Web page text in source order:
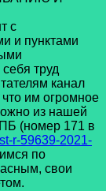
с
и пунктами
труд
канал
что им огромное
из нашей
(номер 171 в
r-59639-2021-
по
свои